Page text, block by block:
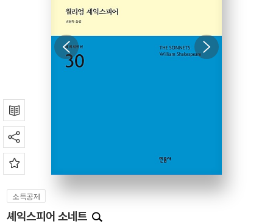
소득공제
셰익스피어 소네트